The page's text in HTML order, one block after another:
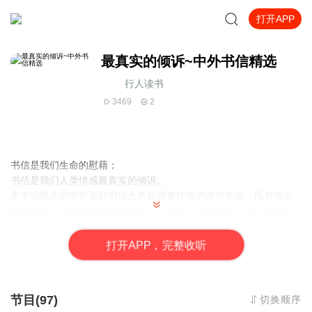
打开APP
最真实的倾诉~中外书信精选
行人读书
3469 2
书信是我们生命的慰藉；
书信是我们人类情感最真实的倾诉。
家的教诲，革命烈士的火热情怀，又有名人间的文情，亲人间的亲
打开APP，完整收听
节目(97) 切换顺序